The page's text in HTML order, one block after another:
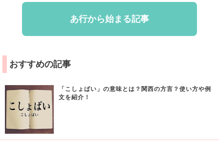
あ行から始まる記事
おすすめの記事
「こしょばい」の意味とは？関西の方言？使い方や例
文を紹介！